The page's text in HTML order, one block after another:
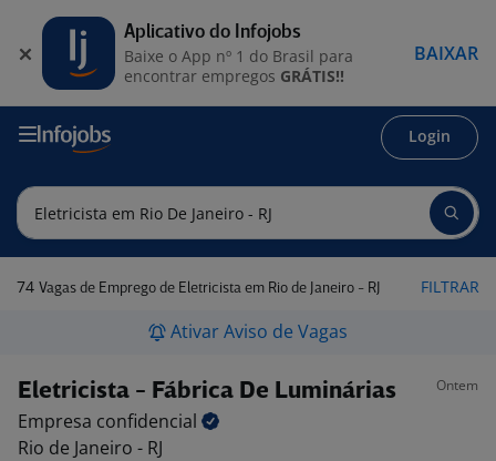
Login
74 Vagas de Emprego de Eletricista em Rio de Janeiro - RJ FILTRAR
Ativar Aviso de Vagas
Eletricista - Fábrica De Luminárias Ontem
Empresa confidencial
Rio de Janeiro - RJ
Aplicativo do Infojobs
Baixe o App nº 1 do Brasil para
encontrar empregos GRÁTIS!!
BAIXAR